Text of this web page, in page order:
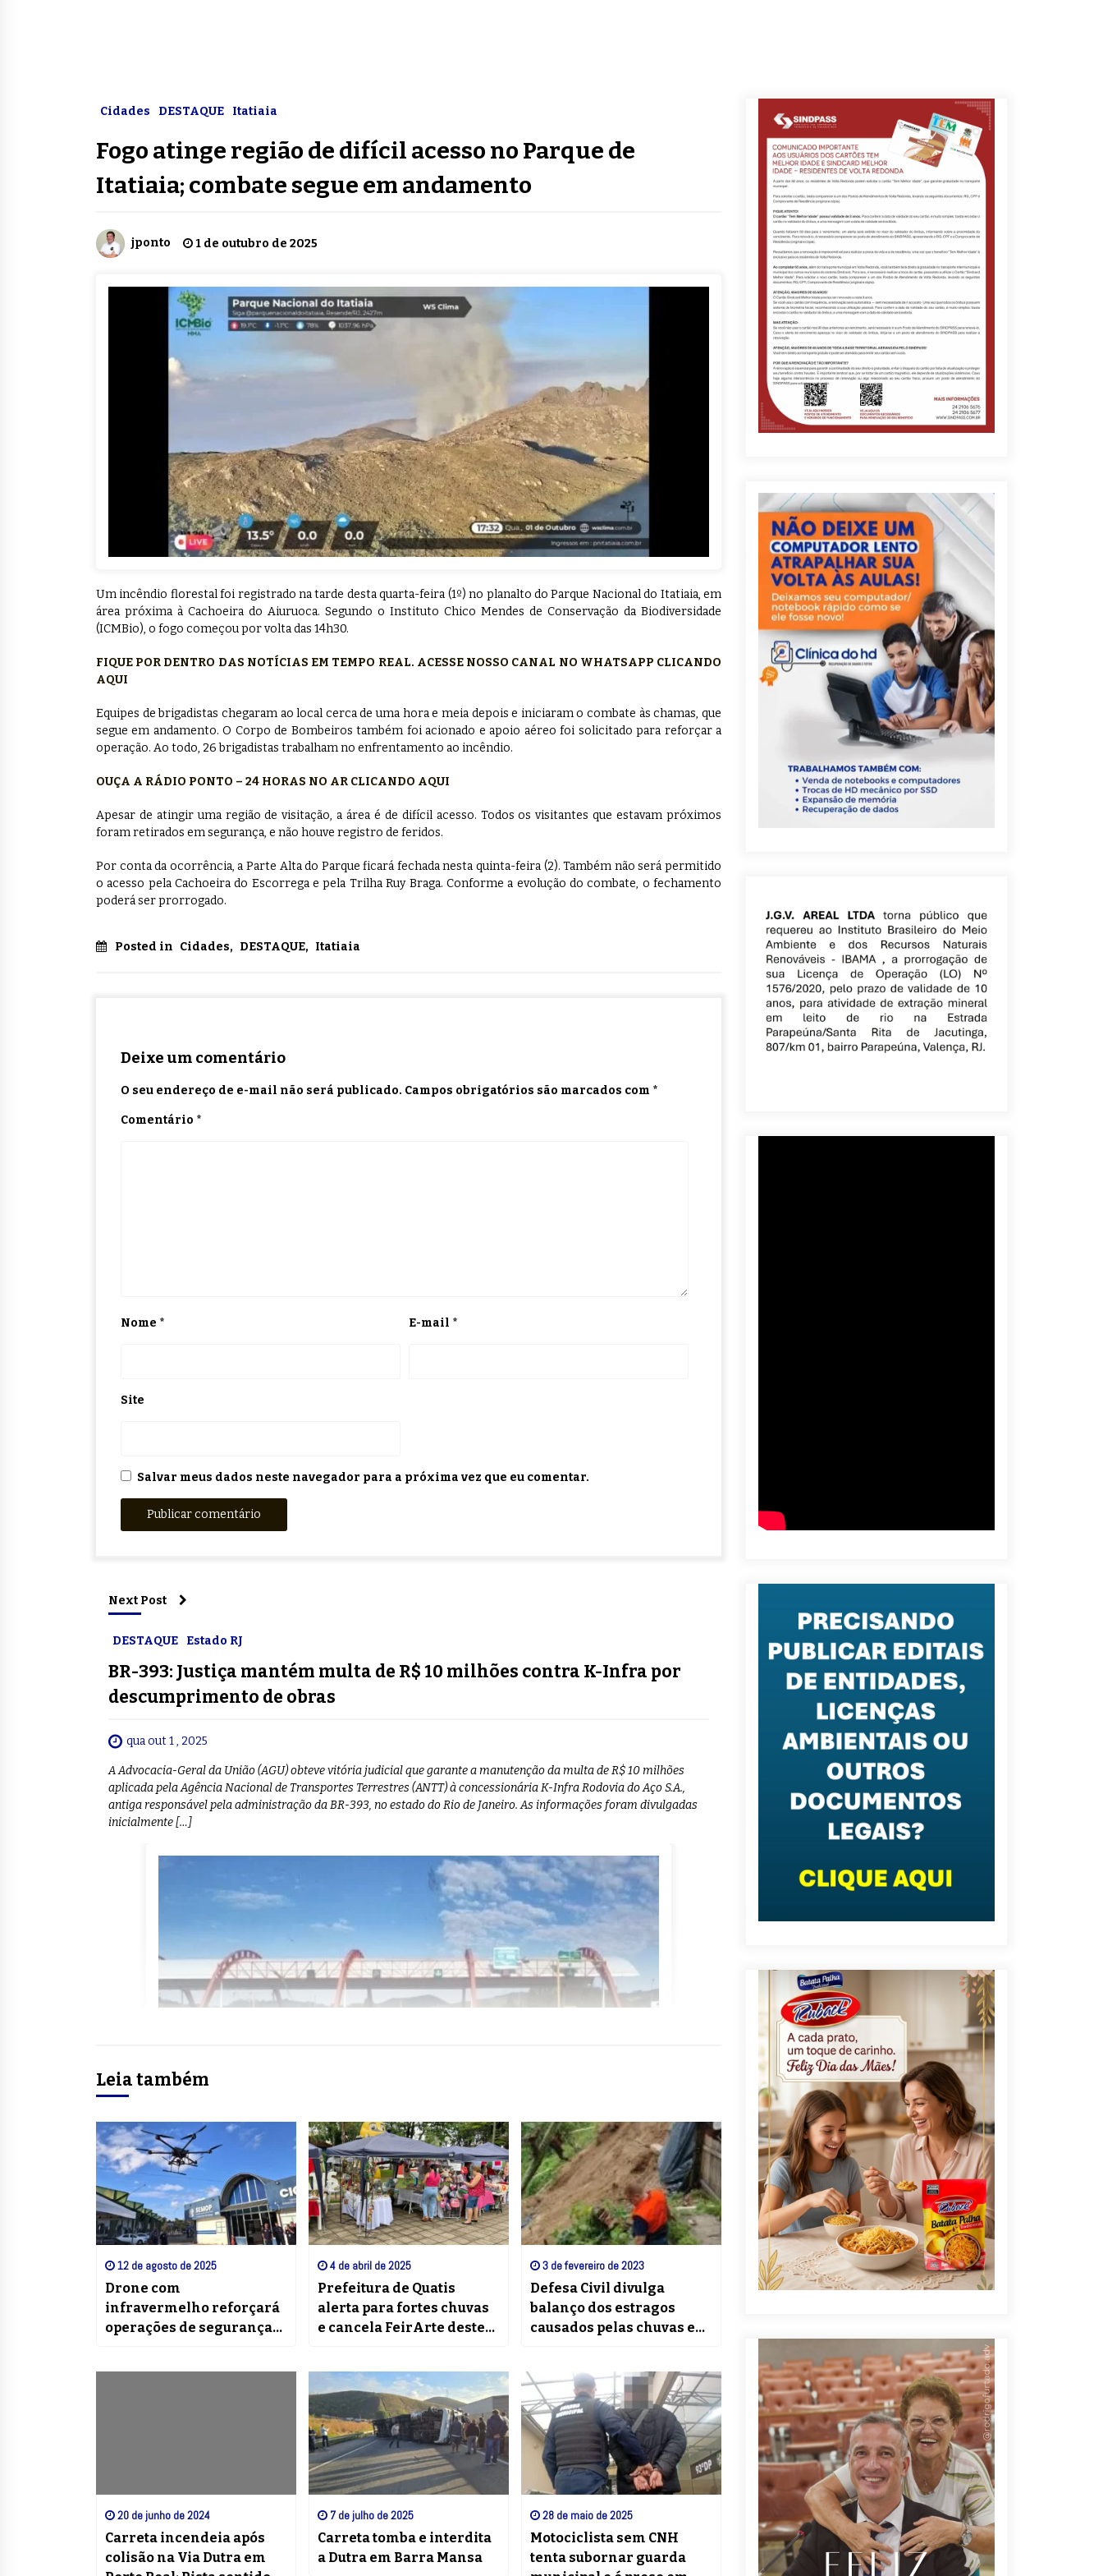
Cidades DESTAQUE Itatiaia
Fogo atinge região de difícil acesso no Parque de
Itatiaia; combate segue em andamento
jponto 1 de outubro de 2025
Um incêndio florestal foi registrado na tarde desta quarta-feira (1º) no planalto do Parque Nacional do Itatiaia, em
área próxima à Cachoeira do Aiuruoca. Segundo o Instituto Chico Mendes de Conservação da Biodiversidade
(ICMBio), o fogo começou por volta das 14h30.
FIQUE POR DENTRO DAS NOTÍCIAS EM TEMPO REAL. ACESSE NOSSO CANAL NO WHATSAPP CLICANDO
AQUI
Equipes de brigadistas chegaram ao local cerca de uma hora e meia depois e iniciaram o combate às chamas, que
segue em andamento. O Corpo de Bombeiros também foi acionado e apoio aéreo foi solicitado para reforçar a
operação. Ao todo, 26 brigadistas trabalham no enfrentamento ao incêndio.
OUÇA A RÁDIO PONTO – 24 HORAS NO AR CLICANDO AQUI
Apesar de atingir uma região de visitação, a área é de difícil acesso. Todos os visitantes que estavam próximos
foram retirados em segurança, e não houve registro de feridos.
Por conta da ocorrência, a Parte Alta do Parque ficará fechada nesta quinta-feira (2). Também não será permitido
o acesso pela Cachoeira do Escorrega e pela Trilha Ruy Braga. Conforme a evolução do combate, o fechamento
poderá ser prorrogado.
Posted in Cidades, DESTAQUE, Itatiaia
Deixe um comentário
O seu endereço de e-mail não será publicado. Campos obrigatórios são marcados com *
Comentário *
Nome * E-mail *
Site
Salvar meus dados neste navegador para a próxima vez que eu comentar.
Next Post
DESTAQUE Estado RJ
BR-393: Justiça mantém multa de R$ 10 milhões contra K-Infra por
descumprimento de obras
qua out 1 , 2025
A Advocacia-Geral da União (AGU) obteve vitória judicial que garante a manutenção da multa de R$ 10 milhões
aplicada pela Agência Nacional de Transportes Terrestres (ANTT) à concessionária K-Infra Rodovia do Aço S.A.,
antiga responsável pela administração da BR-393, no estado do Rio de Janeiro. As informações foram divulgadas
inicialmente […]
Leia também
12 de agosto de 2025
Drone com
infravermelho reforçará
operações de segurança
4 de abril de 2025
Prefeitura de Quatis
alerta para fortes chuvas
e cancela FeirArte deste
3 de fevereiro de 2023
Defesa Civil divulga
balanço dos estragos
causados pelas chuvas em
20 de junho de 2024
Carreta incendeia após
colisão na Via Dutra em
7 de julho de 2025
Carreta tomba e interdita
a Dutra em Barra Mansa
28 de maio de 2025
Motociclista sem CNH
tenta subornar guarda